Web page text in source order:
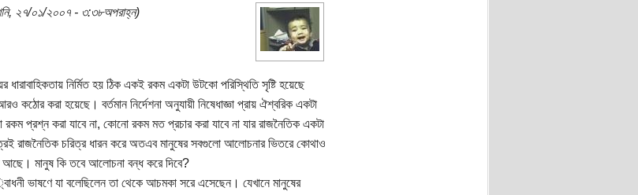
২৭/০১/২০০৭ - ৩:৩৮অপরাহ্ন)
ধারাবাহিকতায় নির্মিত হয় ঠিক একই রকম একটা উটকো পরিস্থিতি সৃষ্টি হয়েছে
কঠোর করা হয়েছে। বর্তমান নির্দেশনা অনুযায়ী নিষেধাজ্ঞা প্রায় ঐশ্বরিক একটা
প্রশ্ন করা যাবে না, কোনো রকম মত প্রচার করা যাবে না যার রাজনৈতিক একটা
রাজনৈতিক চরিত্র ধারন করে অতএব মানুষের সবগুলো আলোচনার ভিতরে কোথাও
আছে। মানুষ কি তবে আলোচনা বন্ধ করে দিবে?
ভাষণে যা বলেছিলেন তা থেকে আচমকা সরে এসেছেন। যেখানে মানুষের